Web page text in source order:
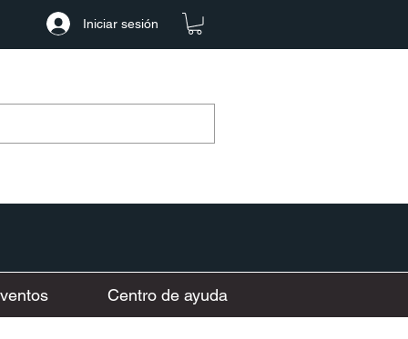
Iniciar sesión
Centro de ayuda